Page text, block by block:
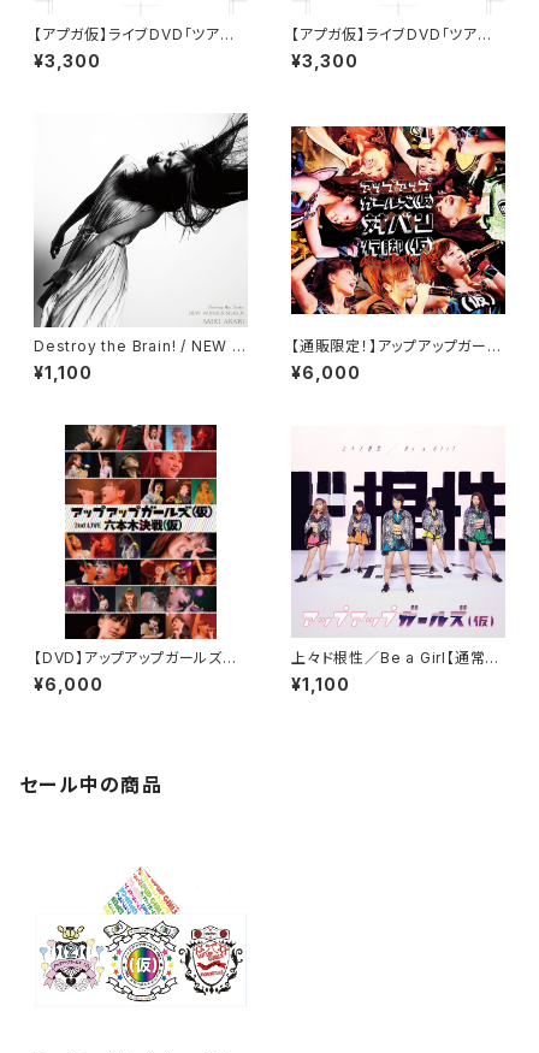
【アプガ仮】ライブDVD「ツアー2
022アップROCKチョッパーツア
ーファイナル-DAY-」
¥3,300
【アプガ仮】ライブDVD「ツアー2
022アップROCKチョッパーツア
ーファイナル-NIGHT-」
¥3,300
Destroy the Brain! / NEW W
ONDER SEASON［佐保明梨］
¥1,100
【通販限定！】アップアップガール
ズ （仮）対バン行脚（仮）〜Offic
ial Bootleg BOX〜【DVD5枚
¥6,000
【DVD】アップアップガールズ
(仮) 2nd LIVE 六本木決戦(仮)
¥6,000
上々ド根性／Be a Girl【通常盤
A】 [アップアップガールズ(仮)]
¥1,100
セール中の商品